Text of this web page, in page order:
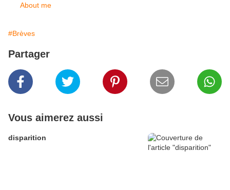
About me
#Brèves
Partager
Vous aimerez aussi
disparition